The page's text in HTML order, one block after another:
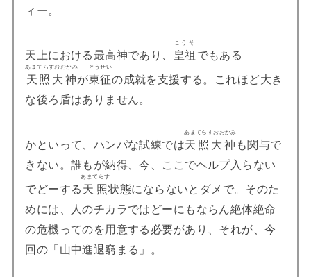
ィー。
天上における最高神であり、 皇祖
こうそ
でもある
天照大神
あまてらすおおかみ
が東征
とうせい
の成就を支援する。これほど大き
な後ろ盾はありません。
かといって、ハンパな試練では天照大神
あまてらすおおかみ
も関与で
きない。誰もが納得、今、ここでヘルプ入らない
でどーする天照
あまてらす
状態にならないとダメで。そのた
めには、人のチカラではどーにもならん絶体絶命
の危機ってのを用意する必要があり、それが、今
回の「山中進退窮まる」。